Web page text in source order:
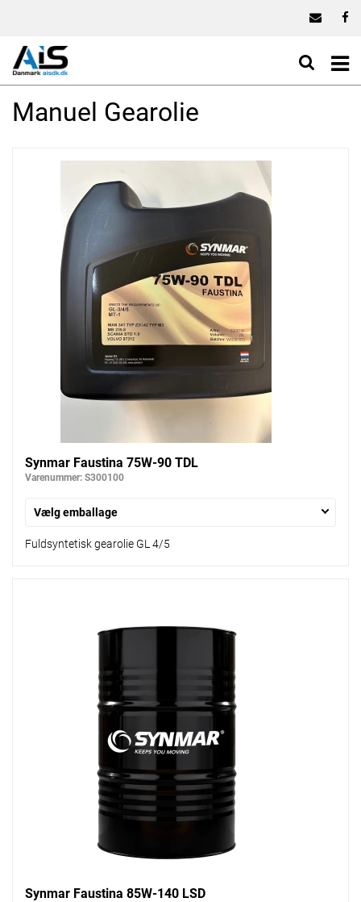
Manuel Gearolie
Synmar Faustina 75W-90 TDL
Varenummer: S300100
Vælg emballage
Fuldsyntetisk gearolie GL 4/5
Synmar Faustina 85W-140 LSD